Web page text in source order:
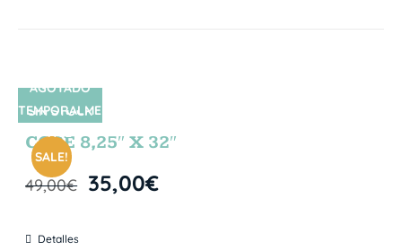
SIN STOCK
SALE!
AGOTADO
TEMPORALME
NTE
CORE 8,25″ X 32″
49,00€ 35,00€
Detalles